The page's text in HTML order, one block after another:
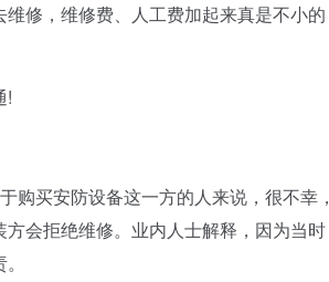
修，维修费、人工费加起来真是不小的
!
买安防设备这一方的人来说，很不幸，
会拒绝维修。业内人士解释，因为当时